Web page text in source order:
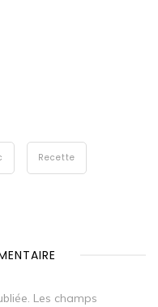
Recette
Les champs